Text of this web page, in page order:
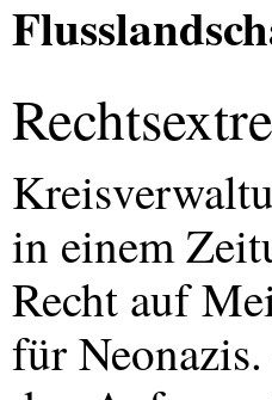
in einem
Recht auf
für